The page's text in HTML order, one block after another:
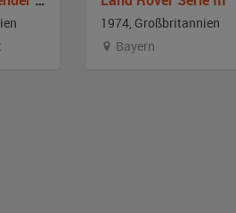
1974, Großbritannien
Bayern